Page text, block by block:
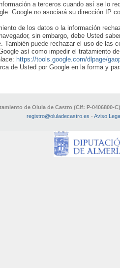
a terceros cuando así se lo
Google no asociará su dirección IP
de los datos o la información
sin embargo, debe Usted
También puede rechazar el uso de las
así como impedir el tratamiento
https://tools.google.com/dlpage/
de Usted por Google en la forma y
de Olula de Castro (Cif: P-0406800-
registro@oluladecastro.es -Aviso